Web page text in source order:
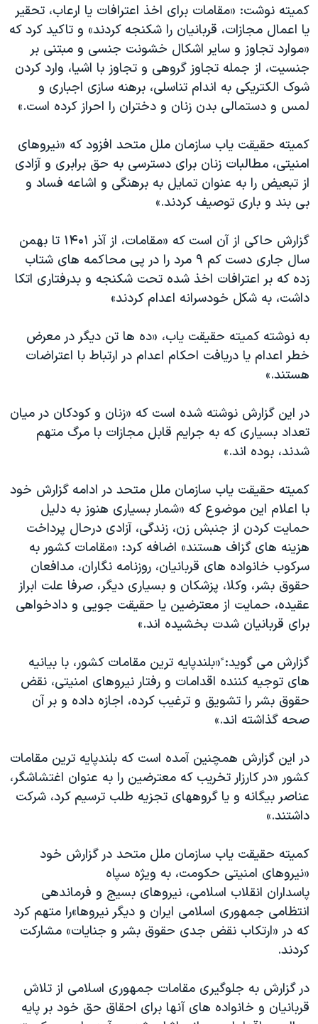
کمیته نوشت: «مقامات برای اخذ اعترافات یا ارعاب، تحقیر
یا اعمال مجازات، قربانیان را شکنجه کردند» و تاکید کرد که
«موارد تجاوز و سایر اشکال خشونت جنسی و مبتنی بر
جنسیت، از جمله تجاوز گروهی و تجاوز با اشیا، وارد کردن
شوک الکتریکی به اندام تناسلی، برهنه سازی اجباری و
لمس و دستمالی بدن زنان و دختران را احراز کرده است.»
کمیته حقیقت یاب سازمان ملل متحد افزود که «نیروهای
امنیتی، مطالبات زنان برای دسترسی به حق برابری و آزادی
از تبعیض را به عنوان تمایل به برهنگی و اشاعه فساد و
بی بند و باری توصیف کردند.»
گزارش حاکی از آن است که «مقامات، از آذر ۱۴۰۱ تا بهمن
سال جاری دست کم ۹ مرد را در پی محاکمه های شتاب
زده که بر اعترافات اخذ شده تحت شکنجه و بدرفتاری اتکا
داشت، به شکل خودسرانه اعدام کردند»
به نوشته کمیته حقیقت یاب، «ده ها تن دیگر در معرض
خطر اعدام یا دریافت احکام اعدام در ارتباط با اعتراضات
هستند.»
در این گزارش نوشته شده است که «زنان و کودکان در میان
تعداد بسیاری که به جرایم قابل مجازات با مرگ متهم
شدند، بوده اند.»
کمیته حقیقت یاب سازمان ملل متحد در ادامه گزارش خود
با اعلام این موضوع که «شمار بسیاری هنوز به دلیل
حمایت کردن از جنبش زن، زندگی، آزادی درحال پرداخت
هزینه های گزاف هستند» اضافه کرد: «مقامات کشور به
سرکوب خانواده های قربانیان، روزنامه نگاران، مدافعان
حقوق بشر، وکلا، پزشکان و بسیاری دیگر، صرفا علت ابراز
عقیده، حمایت از معترضین یا حقیقت جویی و دادخواهی
برای قربانیان شدت بخشیده اند.»
گزارش می گوید: ً«بلندپایه ترین مقامات کشور، با بیانیه
های توجیه کننده اقدامات و رفتار نیروهای امنیتی، نقض
حقوق بشر را تشویق و ترغیب کرده، اجازه داده و بر آن
صحه گذاشته اند.»
در این گزارش همچنین آمده است که بلندپایه ترین مقامات
کشور «در کارزار تخریب که معترضین را به عنوان اغتشاشگر،
عناصر بیگانه و یا گروههای تجزیه طلب ترسیم کرد، شرکت
داشتند.»
کمیته حقیقت یاب سازمان ملل متحد در گزارش خود
«نیروهای امنیتی حکومت، به ویژه سپاه
پاسداران انقلاب اسلامی، نیروهای بسیج و فرماندهی
انتظامی جمهوری اسلامی ایران و دیگر نیروها»‌را متهم کرد
که در «ارتکاب نقض جدی حقوق بشر و جنایات» مشارکت
کردند.
در گزارش به جلوگیری مقامات جمهوری اسلامی از تلاش
قربانیان و خانواده های آنها برای احقاق حق خود بر پایه